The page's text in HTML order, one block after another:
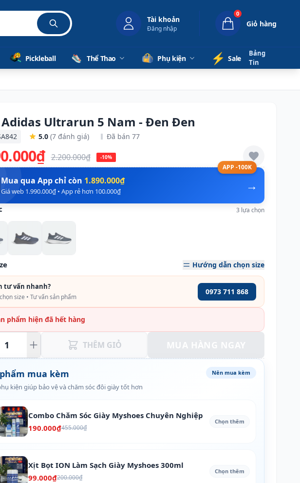
Tài khoản
Đăng nhập
0
Giỏ hàng
Pickleball Thể Thao Phụ kiện ⚡️ Sale
Bảng
Tin
Adidas Ultrarun 5 Nam - Đen Đen
5.0 (7 đánh giá) Đã bán 77
2.200.000₫ -10%
APP -100K
→
Mua qua App chỉ còn 1.890.000₫
Giá web 1.990.000₫ • App rẻ hơn 100.000₫
3 lựa chọn
Hướng dẫn chọn size
tư vấn nhanh?
size • Tư vấn sản phẩm
0973 711 868
phẩm hiện đã hết hàng
THÊM GIỎ
mua kèm
kiện giúp bảo vệ và chăm sóc đôi giày tốt hơn
Nên mua kèm
Combo Chăm Sóc Giày Myshoes Chuyên Nghiệp
190.000₫455.000₫
Chọn thêm
Xịt Bọt ION Làm Sạch Giày Myshoes 300ml
99.000₫200.000₫
Chọn thêm